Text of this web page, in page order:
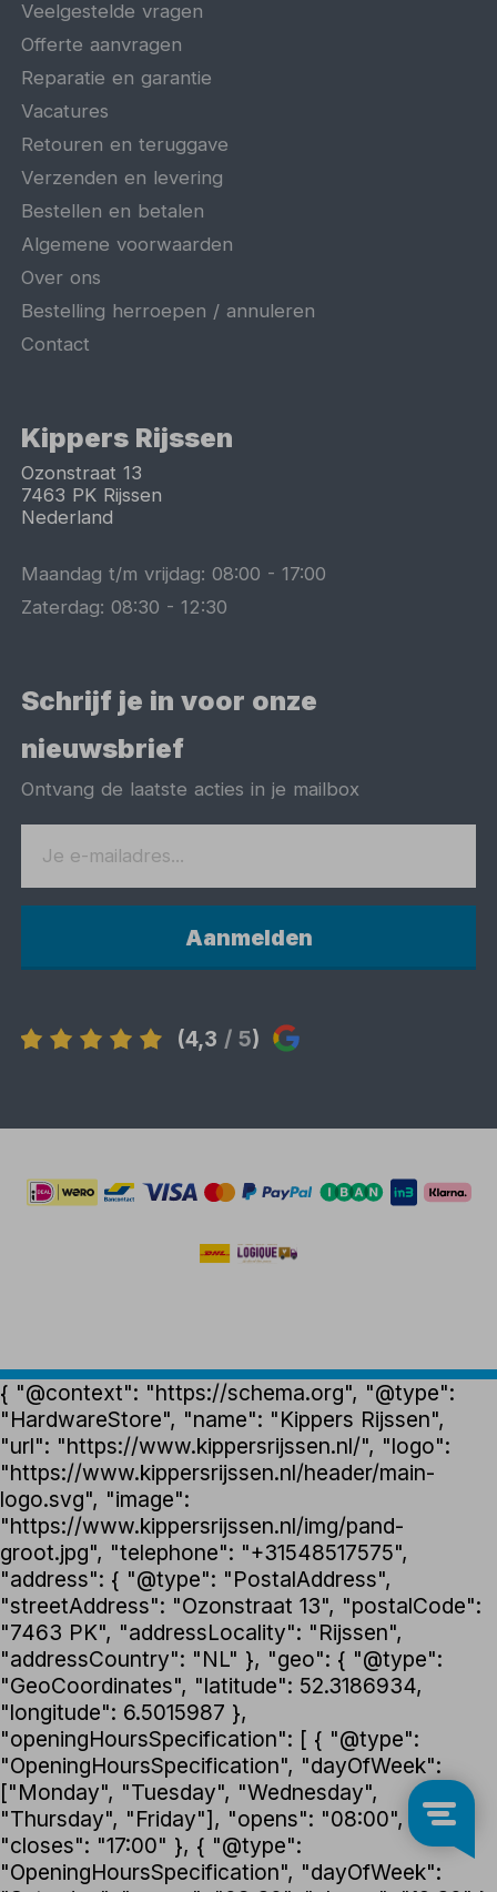
Veelgestelde vragen
Offerte aanvragen
Reparatie en garantie
Vacatures
Retouren en teruggave
Verzenden en levering
Bestellen en betalen
Algemene voorwaarden
Over ons
Bestelling herroepen / annuleren
Contact
Kippers Rijssen
Ozonstraat 13
7463 PK Rijssen
Nederland
Maandag t/m vrijdag:08:00 -17:00
Zaterdag:08:30 -12:30
Schrijf je in voor onze
nieuwsbrief
Ontvang de laatste acties in je mailbox
Aanmelden
(4,3 / 5)
{ "@context": "https://schema.org", "@type":
"HardwareStore", "name": "Kippers Rijssen",
"url": "https://www.kippersrijssen.nl/", "logo":
"https://www.kippersrijssen.nl/header/main-
logo.svg", "image":
"https://www.kippersrijssen.nl/img/pand-
groot.jpg", "telephone": "+31548517575",
"address": { "@type": "PostalAddress",
"streetAddress": "Ozonstraat 13", "postalCode":
"7463 PK", "addressLocality": "Rijssen",
"addressCountry": "NL" }, "geo": { "@type":
"GeoCoordinates", "latitude": 52.3186934,
"longitude": 6.5015987 },
"openingHoursSpecification": [ { "@type":
"OpeningHoursSpecification", "dayOfWeek":
["Monday", "Tuesday", "Wednesday",
"Thursday", "Friday"], "opens": "08:00",
"closes": "17:00" }, { "@type":
"OpeningHoursSpecification", "dayOfWeek":